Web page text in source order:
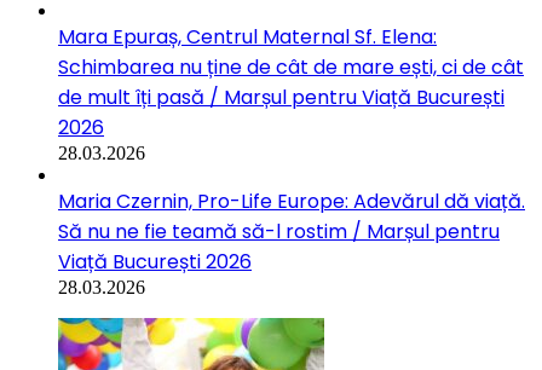
Mara Epuraș, Centrul Maternal Sf. Elena:
Schimbarea nu ține de cât de mare ești, ci de cât
de mult îți pasă / Marșul pentru Viață București
2026
28.03.2026
Maria Czernin, Pro-Life Europe: Adevărul dă viață.
Să nu ne fie teamă să-l rostim / Marșul pentru
Viață București 2026
28.03.2026